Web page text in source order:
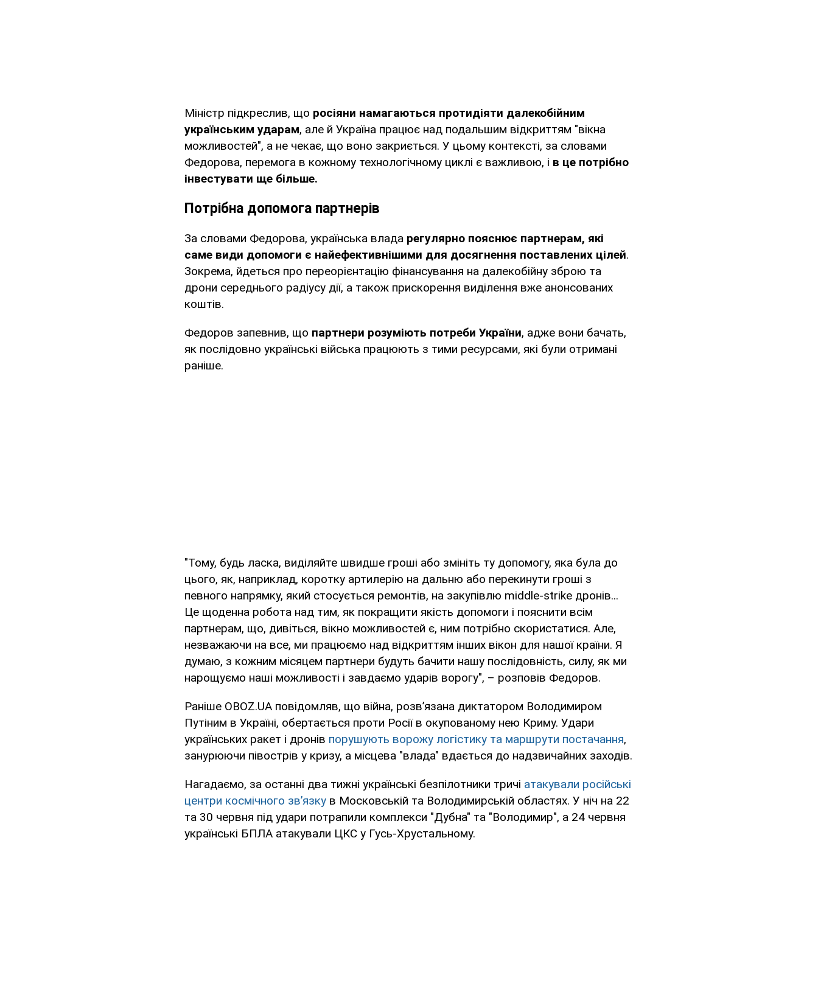
Міністр підкреслив, що росіяни намагаються протидіяти далекобійним
українським ударам, але й Україна працює над подальшим відкриттям "вікна
можливостей", а не чекає, що воно закриється. У цьому контексті, за словами
Федорова, перемога в кожному технологічному циклі є важливою, і в це потрібно
інвестувати ще більше.
Потрібна допомога партнерів
За словами Федорова, українська влада регулярно пояснює партнерам, які
саме види допомоги є найефективнішими для досягнення поставлених цілей.
Зокрема, йдеться про переорієнтацію фінансування на далекобійну зброю та
дрони середнього радіусу дії, а також прискорення виділення вже анонсованих
коштів.
Федоров запевнив, що партнери розуміють потреби України, адже вони бачать,
як послідовно українські війська працюють з тими ресурсами, які були отримані
раніше.
"Тому, будь ласка, виділяйте швидше гроші або змініть ту допомогу, яка була до
цього, як, наприклад, коротку артилерію на дальню або перекинути гроші з
певного напрямку, який стосується ремонтів, на закупівлю middle-strike дронів...
Це щоденна робота над тим, як покращити якість допомоги і пояснити всім
партнерам, що, дивіться, вікно можливостей є, ним потрібно скористатися. Але,
незважаючи на все, ми працюємо над відкриттям інших вікон для нашої країни. Я
думаю, з кожним місяцем партнери будуть бачити нашу послідовність, силу, як ми
нарощуємо наші можливості і завдаємо ударів ворогу", – розповів Федоров.
Раніше OBOZ.UA повідомляв, що війна, розв’язана диктатором Володимиром
Путіним в Україні, обертається проти Росії в окупованому нею Криму. Удари
українських ракет і дронів порушують ворожу логістику та маршрути постачання,
занурюючи півострів у кризу, а місцева "влада" вдається до надзвичайних заходів.
Нагадаємо, за останні два тижні українські безпілотники тричі атакували російські
центри космічного зв’язку в Московській та Володимирській областях. У ніч на 22
та 30 червня під удари потрапили комплекси "Дубна" та "Володимир", а 24 червня
українські БПЛА атакували ЦКС у Гусь-Хрустальному.